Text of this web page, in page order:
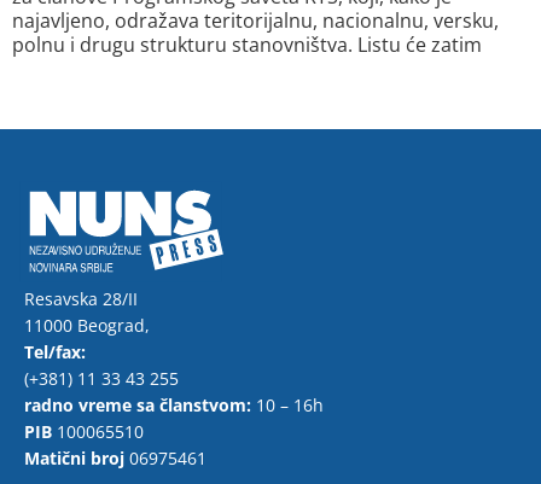
najavljeno, odražava teritorijalnu, nacionalnu, versku,
polnu i drugu strukturu stanovništva. Listu će zatim
Resavska 28/II
11000 Beograd,
Tel/fax:
(+381) 11 33 43 255
radno vreme sa članstvom: 10 – 16h
PIB 100065510
Matični broj 06975461